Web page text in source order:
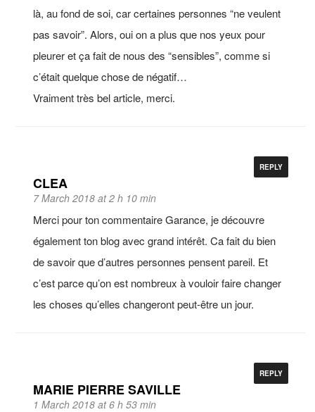
là, au fond de soi, car certaines personnes “ne veulent
pas savoir”. Alors, oui on a plus que nos yeux pour
pleurer et ça fait de nous des “sensibles”, comme si
c’était quelque chose de négatif…
Vraiment très bel article, merci.
CLEA
7 March 2018 at 2 h 10 min
REPLY
Merci pour ton commentaire Garance, je découvre
également ton blog avec grand intérêt. Ca fait du bien
de savoir que d’autres personnes pensent pareil. Et
c’est parce qu’on est nombreux à vouloir faire changer
les choses qu’elles changeront peut-être un jour.
MARIE PIERRE SAVILLE
1 March 2018 at 6 h 53 min
REPLY